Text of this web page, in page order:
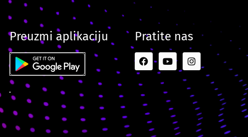
Preuzmi aplikaciju Pratite nas